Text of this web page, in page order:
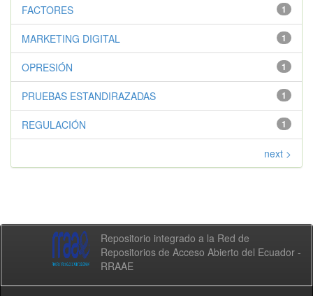
1
FACTORES
1
MARKETING DIGITAL
1
OPRESIÓN
1
PRUEBAS ESTANDIRAZADAS
1
REGULACIÓN
next >
Repositorio integrado a la Red de
Repositorios de Acceso Abierto del Ecuador -
RRAAE